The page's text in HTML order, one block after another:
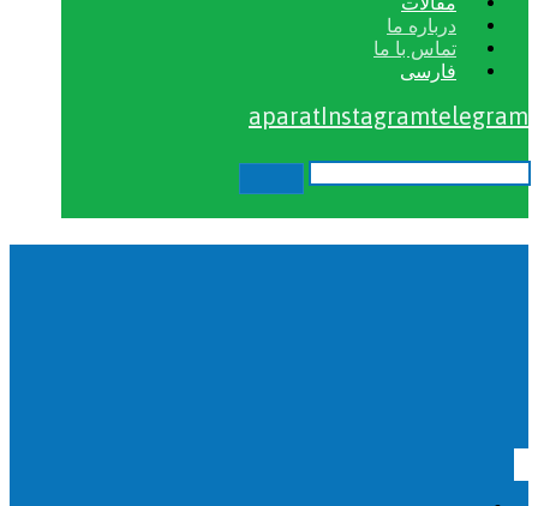
درباره ما
تماس با ما
فارسی
aparatInstagramtelegram